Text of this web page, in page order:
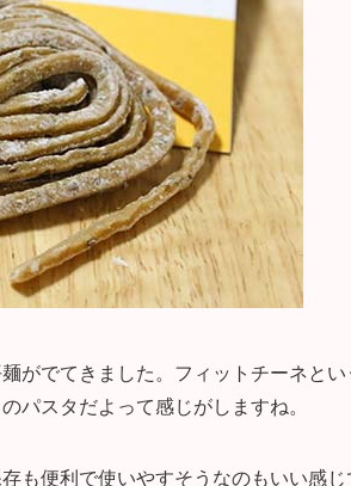
がでてきました。フィットチーネと
パスタだよって感じがしますね。
も便利で使いやすそうなのもいい感じ